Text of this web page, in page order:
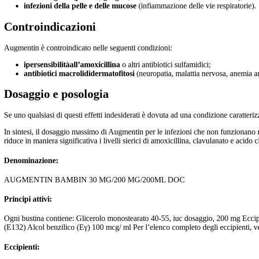
infezioni della pelle e delle mucose (infiammazione delle vie respiratorie).
Controindicazioni
Augmentin è controindicato nelle seguenti condizioni:
ipersensibilitàall’amoxicillina o altri antibiotici sulfamidici;
antibiotici macrolididermatofitosi (neuropatia, malattia nervosa, anemia
Dosaggio e posologia
Se uno qualsiasi di questi effetti indesiderati è dovuta ad una condizione
In sintesi, il dosaggio massimo di Augmentin per le infezioni che non
riduce in maniera significativa i livelli sierici di amoxicillina, clavulanato e acido
Denominazione:
AUGMENTIN BAMBIN 30 MG/200 MG/200ML DOC
Principi attivi:
Ogni bustina contiene: Glicerolo monostearato 40-55, iuc dosaggio, 200 mg
(E132) Alcol benzilico (Eγ) 100 mcg/ ml Per l’elenco completo degli eccipienti,
Eccipienti: